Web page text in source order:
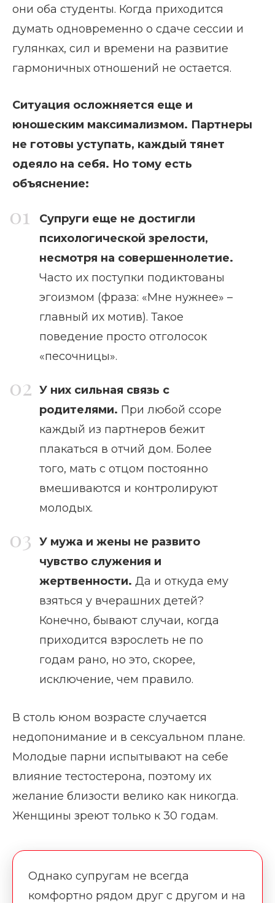
они оба студенты. Когда приходится
думать одновременно о сдаче сессии и
гулянках, сил и времени на развитие
гармоничных отношений не остается.
Ситуация осложняется еще и
юношеским максимализмом. Партнеры
не готовы уступать, каждый тянет
одеяло на себя. Но тому есть
объяснение:
Супруги еще не достигли
психологической зрелости,
несмотря на совершеннолетие.
Часто их поступки подиктованы
эгоизмом (фраза: «Мне нужнее» –
главный их мотив). Такое
поведение просто отголосок
«песочницы».
У них сильная связь с
родителями. При любой ссоре
каждый из партнеров бежит
плакаться в отчий дом. Более
того, мать с отцом постоянно
вмешиваются и контролируют
молодых.
У мужа и жены не развито
чувство служения и
жертвенности. Да и откуда ему
взяться у вчерашних детей?
Конечно, бывают случаи, когда
приходится взрослеть не по
годам рано, но это, скорее,
исключение, чем правило.
В столь юном возрасте случается
недопонимание и в сексуальном плане.
Молодые парни испытывают на себе
влияние тестостерона, поэтому их
желание близости велико как никогда.
Женщины зреют только к 30 годам.
Однако супругам не всегда
комфортно рядом друг с другом и на